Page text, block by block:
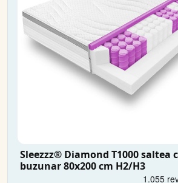
Sleezzz® Diamond T1000 saltea
buzunar 80x200 cm H2/H3